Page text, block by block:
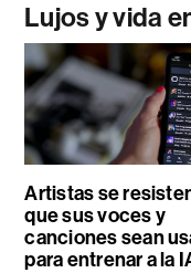
Lujos y vida
Artistas se
que sus voces y
canciones sean
para entrenar a la